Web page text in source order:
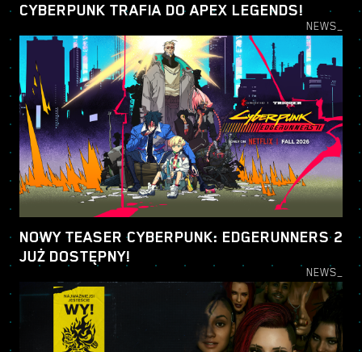
CYBERPUNK TRAFIA DO APEX LEGENDS!
NEWS_
NOWY TEASER CYBERPUNK: EDGERUNNERS 2
JUŻ DOSTĘPNY!
NEWS_